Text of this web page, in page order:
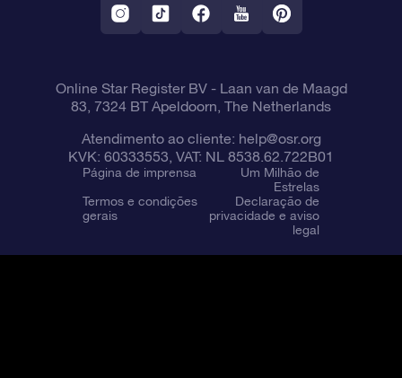
Online Star Register BV- Laan van de Maagd
83, 7324 BT Apeldoorn, The Netherlands
Atendimento ao cliente: help@osr.org
KVK: 60333553, VAT: NL 8538.62.722B01
Página de imprensa
Um Milhão de
Estrelas
Termos e condições
gerais
Declaração de
privacidade e aviso
legal